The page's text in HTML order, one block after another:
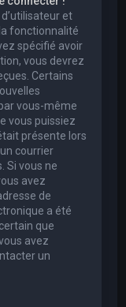
et
fonctionnalité
spécifié avoir
vous devrez
Certains
vous-même
vous puissiez
présente lors
courrier
Si vous ne
avez
de
a été
que
avez
un